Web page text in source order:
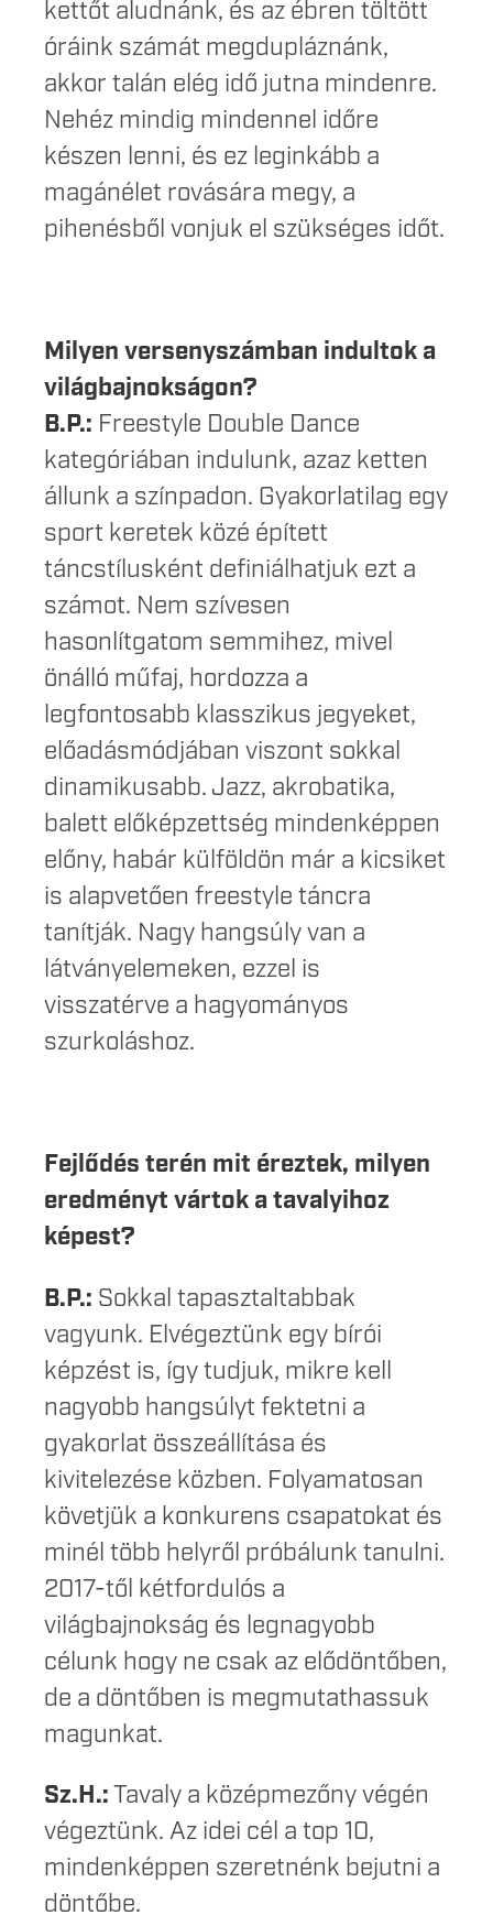
kettőt aludnánk, és az ébren töltött
óráink számát megdupláznánk,
akkor talán elég idő jutna mindenre.
Nehéz mindig mindennel időre
készen lenni, és ez leginkább a
magánélet rovására megy, a
pihenésből vonjuk el szükséges időt.
Milyen versenyszámban indultok a
világbajnokságon?
B.P.: Freestyle Double Dance
kategóriában indulunk, azaz ketten
állunk a színpadon. Gyakorlatilag egy
sport keretek közé épített
táncstílusként definiálhatjuk ezt a
számot. Nem szívesen
hasonlítgatom semmihez, mivel
önálló műfaj, hordozza a
legfontosabb klasszikus jegyeket,
előadásmódjában viszont sokkal
dinamikusabb. Jazz, akrobatika,
balett előképzettség mindenképpen
előny, habár külföldön már a kicsiket
is alapvetően freestyle táncra
tanítják. Nagy hangsúly van a
látványelemeken, ezzel is
visszatérve a hagyományos
szurkoláshoz.
Fejlődés terén mit éreztek, milyen
eredményt vártok a tavalyihoz
képest?
B.P.: Sokkal tapasztaltabbak
vagyunk. Elvégeztünk egy bírói
képzést is, így tudjuk, mikre kell
nagyobb hangsúlyt fektetni a
gyakorlat összeállítása és
kivitelezése közben. Folyamatosan
követjük a konkurens csapatokat és
minél több helyről próbálunk tanulni.
2017-től kétfordulós a
világbajnokság és legnagyobb
célunk hogy ne csak az elődöntőben,
de a döntőben is megmutathassuk
magunkat.
Sz.H.:Tavaly a középmezőny végén
végeztünk. Az idei cél a top 10,
mindenképpen szeretnénk bejutni a
döntőbe.